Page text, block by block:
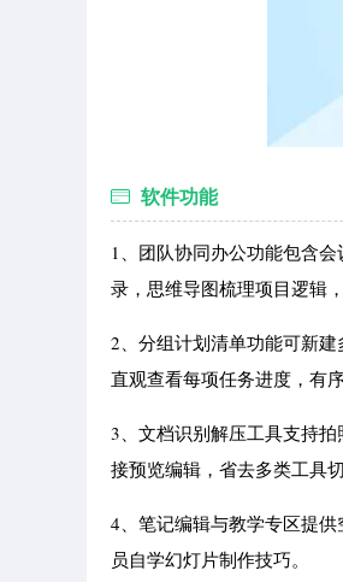
软件功能
1、团队协同办公功能包含
录，思维导图梳理项目逻辑
2、分组计划清单功能可新
直观查看每项任务进度，有
3、文档识别解压工具支持
接预览编辑，省去多类工具切
4、笔记编辑与教学专区提
员自学幻灯片制作技巧。